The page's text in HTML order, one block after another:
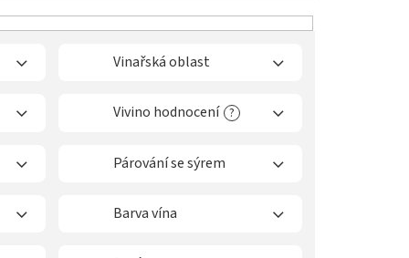
Vinařská oblast
Vivino hodnocení ?
Párování se sýrem
Barva vína